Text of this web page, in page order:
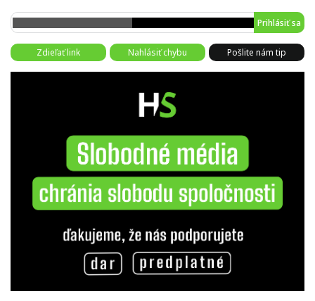
Prihlásiť sa
Zdieľať link Nahlásiť chybu Pošlite nám tip